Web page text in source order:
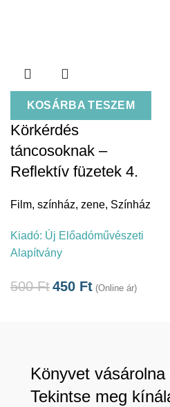
KOSÁRBA TESZEM
Körkérdés
táncosoknak –
Reflektív füzetek 4.
Film, színház, zene, Színház
Kiadó: Új Előadóművészeti
Alapítvány
500Ft450 Ft (Online ár)
Könyvet
Tekintse meg